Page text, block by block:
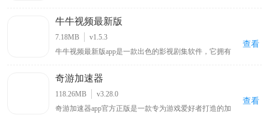
该新版本软件将各种功能免费提供给用户，为漫画爱好者
带来丰富多样且免费便捷的阅读体验 。
牛牛视频最新版
7.18MB
v1.5.3
牛牛视频最新版app是一款出色的影视剧集软件，它拥有
随心播放这些影视内容，让用户畅享沉浸式的大片观看体
验，满足不同用户多样化的影视观看需求。
查看
奇游加速器
118.26MB
v3.28.0
奇游加速器app官方正版是一款专为游戏爱好者打造的加
查看